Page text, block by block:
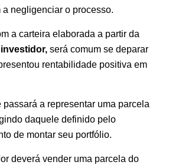
negligenciar o processo.
a carteira elaborada a partir da
será comum se deparar
rentabilidade positiva em
passará a representar uma parcela
daquele definido pelo
de montar seu portfólio.
deverá vender uma parcela do